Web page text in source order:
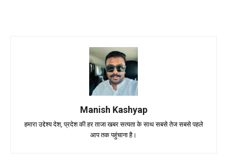
Manish Kashyap
हमारा उद्देश्य देश, प्रदेश की हर ताजा खबर सत्यता के साथ सबसे तेज सबसे पहले
आप तक पहुंचाना है।